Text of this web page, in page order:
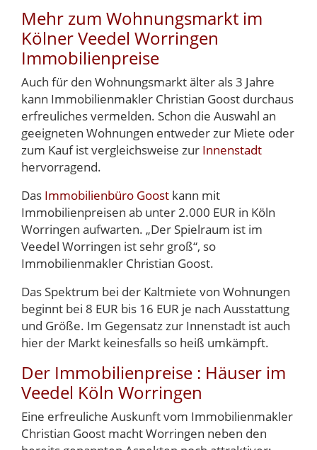
Mehr zum Wohnungsmarkt im
Kölner Veedel Worringen
Immobilienpreise
Auch für den Wohnungsmarkt älter als 3 Jahre
kann Immobilienmakler Christian Goost durchaus
erfreuliches vermelden. Schon die Auswahl an
geeigneten Wohnungen entweder zur Miete oder
zum Kauf ist vergleichsweise zur Innenstadt
hervorragend.
Das Immobilienbüro Goost kann mit
Immobilienpreisen ab unter 2.000 EUR in Köln
Worringen aufwarten. „Der Spielraum ist im
Veedel Worringen ist sehr groß“, so
Immobilienmakler Christian Goost.
Das Spektrum bei der Kaltmiete von Wohnungen
beginnt bei 8 EUR bis 16 EUR je nach Ausstattung
und Größe. Im Gegensatz zur Innenstadt ist auch
hier der Markt keinesfalls so heiß umkämpft.
Der Immobilienpreise : Häuser im
Veedel Köln Worringen
Eine erfreuliche Auskunft vom Immobilienmakler
Christian Goost macht Worringen neben den